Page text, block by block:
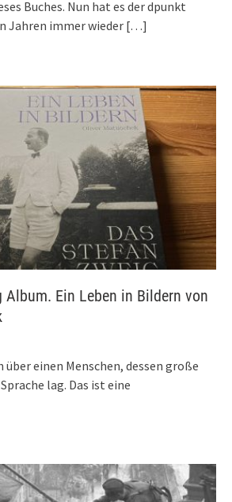
Buches. Nun hat es der dpunkt
Jahren immer wieder […]
Album. Ein Leben in Bildern von
einen Menschen, dessen große
lag. Das ist eine